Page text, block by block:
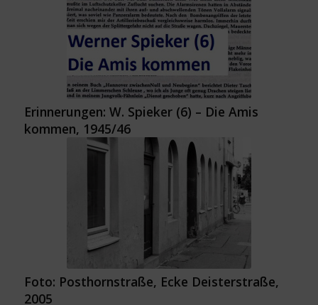
Erinnerungen: W. Spieker (6) – Die Amis
kommen, 1945/46
Foto: Posthornstraße, Ecke Deisterstraße,
2005